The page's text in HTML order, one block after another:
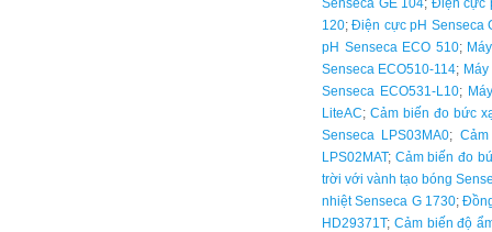
Senseca GE 104; Điện cực
120;Điện cực pH Senseca
pH Senseca ECO 510;
Senseca ECO510-114;
Senseca ECO531-L10;
LiteAC;Cảm biến đo bức
Senseca LPS03MA0;
LPS02MAT; Cảm biến đo
trời với vành tạo bóng
nhiệt Senseca G 1730;
HD29371T; Cảm biến độ